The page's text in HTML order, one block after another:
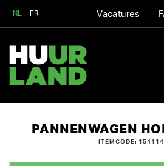
NL FR Vacatures
PANNENWAGEN
ITEMCODE: